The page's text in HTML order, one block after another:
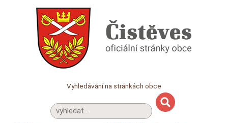
Vyhledávání na stránkách obce